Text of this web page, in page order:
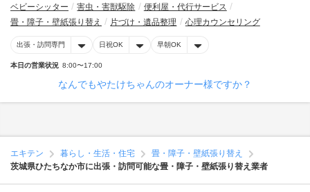
ベビーシッター
害虫・害獣駆除
便利屋・代行サービス
畳・障子・壁紙張り替え
片づけ・遺品整理 心理カウンセリング
出張・訪問専門 日祝OK 早朝OK
本日の営業状況 8:00〜17:00
なんでもやたけちゃんのオーナー様ですか？
エキテン 暮らし・生活・住宅
畳・障子・壁紙張り替え
茨城県ひたちなか市に出張・訪問可能な畳・障子・壁紙張り替え業者